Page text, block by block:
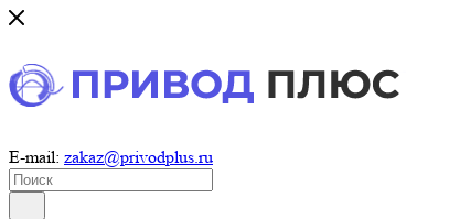
E-mail: zakaz@privodplus.ru